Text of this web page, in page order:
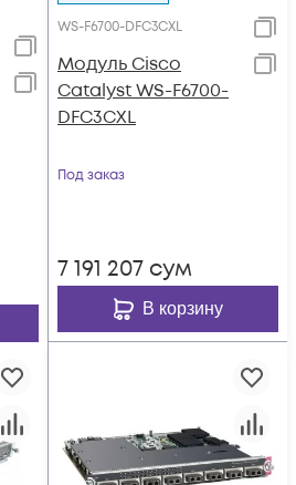
WS-F6700-DFC3CXL
Модуль Cisco
Catalyst WS-F6700-
DFC3CXL
Под заказ
7 191 207 сум
В корзину